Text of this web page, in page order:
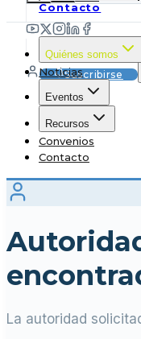
Suscribirse
Contacto
Quiénes somos
Noticias
Eventos
Recursos
Convenios
Contacto
La autoridad